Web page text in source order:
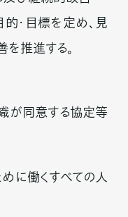
・目標を定め、見
推進する。
が同意する協定等
に働くすべての人